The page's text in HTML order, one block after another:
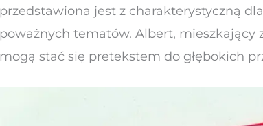
przedstawiona jest z charakterystyczną
poważnych tematów. Albert,
mogą stać się pretekstem do głębokich